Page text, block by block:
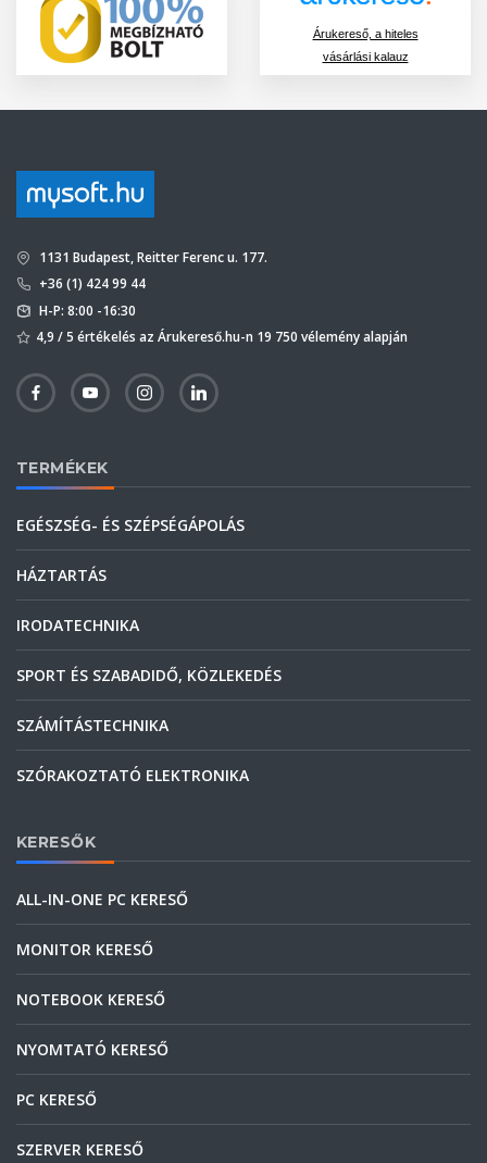
Árukereső, a hiteles
vásárlási kalauz
1131 Budapest, Reitter Ferenc u. 177.
+36 (1) 424 99 44
H-P: 8:00 -16:30
4,9 / 5 értékelés az Árukereső.hu-n 19 750 vélemény alapján
TERMÉKEK
EGÉSZSÉG- ÉS SZÉPSÉGÁPOLÁS
HÁZTARTÁS
IRODATECHNIKA
SPORT ÉS SZABADIDŐ, KÖZLEKEDÉS
SZÁMÍTÁSTECHNIKA
SZÓRAKOZTATÓ ELEKTRONIKA
KERESŐK
ALL-IN-ONE PC KERESŐ
MONITOR KERESŐ
NOTEBOOK KERESŐ
NYOMTATÓ KERESŐ
PC KERESŐ
SZERVER KERESŐ